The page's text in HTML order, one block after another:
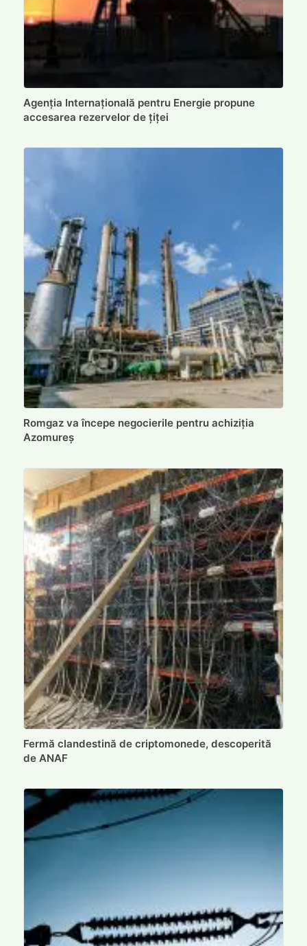
Agenția Internațională pentru Energie propune
accesarea rezervelor de țiței
Romgaz va începe negocierile pentru achiziția
Azomureș
Fermă clandestină de criptomonede, descoperită
de ANAF